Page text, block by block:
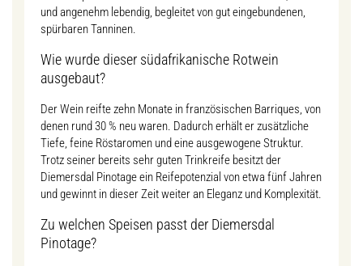
und angenehm lebendig, begleitet von gut eingebundenen,
spürbaren Tanninen.
Wie wurde dieser südafrikanische Rotwein
ausgebaut?
Der Wein reifte zehn Monate in französischen Barriques, von
denen rund 30 % neu waren. Dadurch erhält er zusätzliche
Tiefe, feine Röstaromen und eine ausgewogene Struktur.
Trotz seiner bereits sehr guten Trinkreife besitzt der
Diemersdal Pinotage ein Reifepotenzial von etwa fünf Jahren
und gewinnt in dieser Zeit weiter an Eleganz und Komplexität.
Zu welchen Speisen passt der Diemersdal
Pinotage?